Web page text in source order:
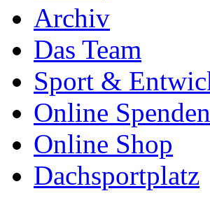
Dachsportplatz
buntkicktgut
wird